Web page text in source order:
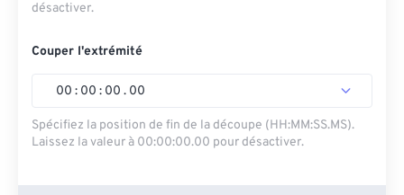
désactiver.
Couper l'extrémité
00 : 00 : 00 . 00
Spécifiez la position de fin de la découpe (HH:MM:SS.MS).
Laissez la valeur à 00:00:00.00 pour désactiver.